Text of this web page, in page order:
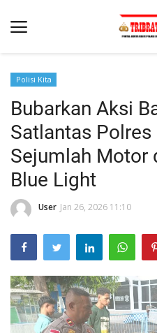
Beranda
Terms & Conditions
Reskrim
Lantas
Mitra Polisi
Polisi Kita
Polisi Kita
Bubarkan Aksi
Satlantas
Sejumlah Motor
Blue Light
User Jan 26, 2026 11:10